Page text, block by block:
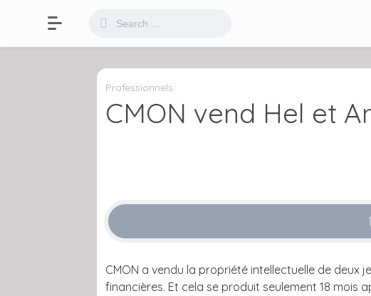
Professionnels
CMON vend Hel et
CMON a vendu la propriété intellectuelle de
financières. Et cela se produit seulement 18 mois